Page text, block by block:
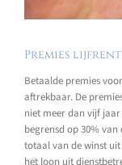
Premies
Betaalde premies
aftrekbaar. De
niet meer dan vijf
begrensd op 30%
totaal van de winst
het loon uit